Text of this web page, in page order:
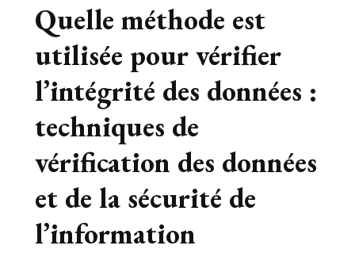
Quelle méthode est
utilisée pour vérifier
l’intégrité des données :
techniques de
vérification des données
et de la sécurité de
l’information